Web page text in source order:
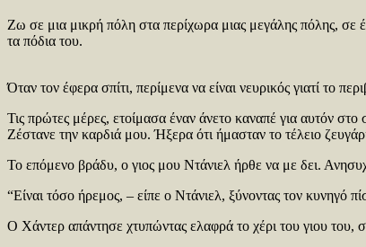
Ζω σε μια μικρή πόλη στα περίχωρα μιας μεγάλης πόλης, σε
τα πόδια του.
Όταν τον έφερα σπίτι, περίμενα να είναι νευρικός γιατί το
Τις πρώτες μέρες, ετοίμασα έναν άνετο καναπέ για αυτόν
Ζέστανε την καρδιά μου. Ήξερα ότι ήμασταν το τέλειο
Το επόμενο βράδυ, ο γιος μου Ντάνιελ ήρθε να με δει.
“Είναι τόσο ήρεμος, – είπε ο Ντάνιελ, ξύνοντας τον κυνηγό
Ο Χάντερ απάντησε χτυπώντας ελαφρά το χέρι του γιου του,